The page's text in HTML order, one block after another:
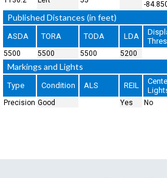
-
Published Distances (in feet)
ASDA TORA TODA LDA
5500 5500 5500 5200
Markings and Lights
Type Condition ALS REIL
Precision Good Yes No